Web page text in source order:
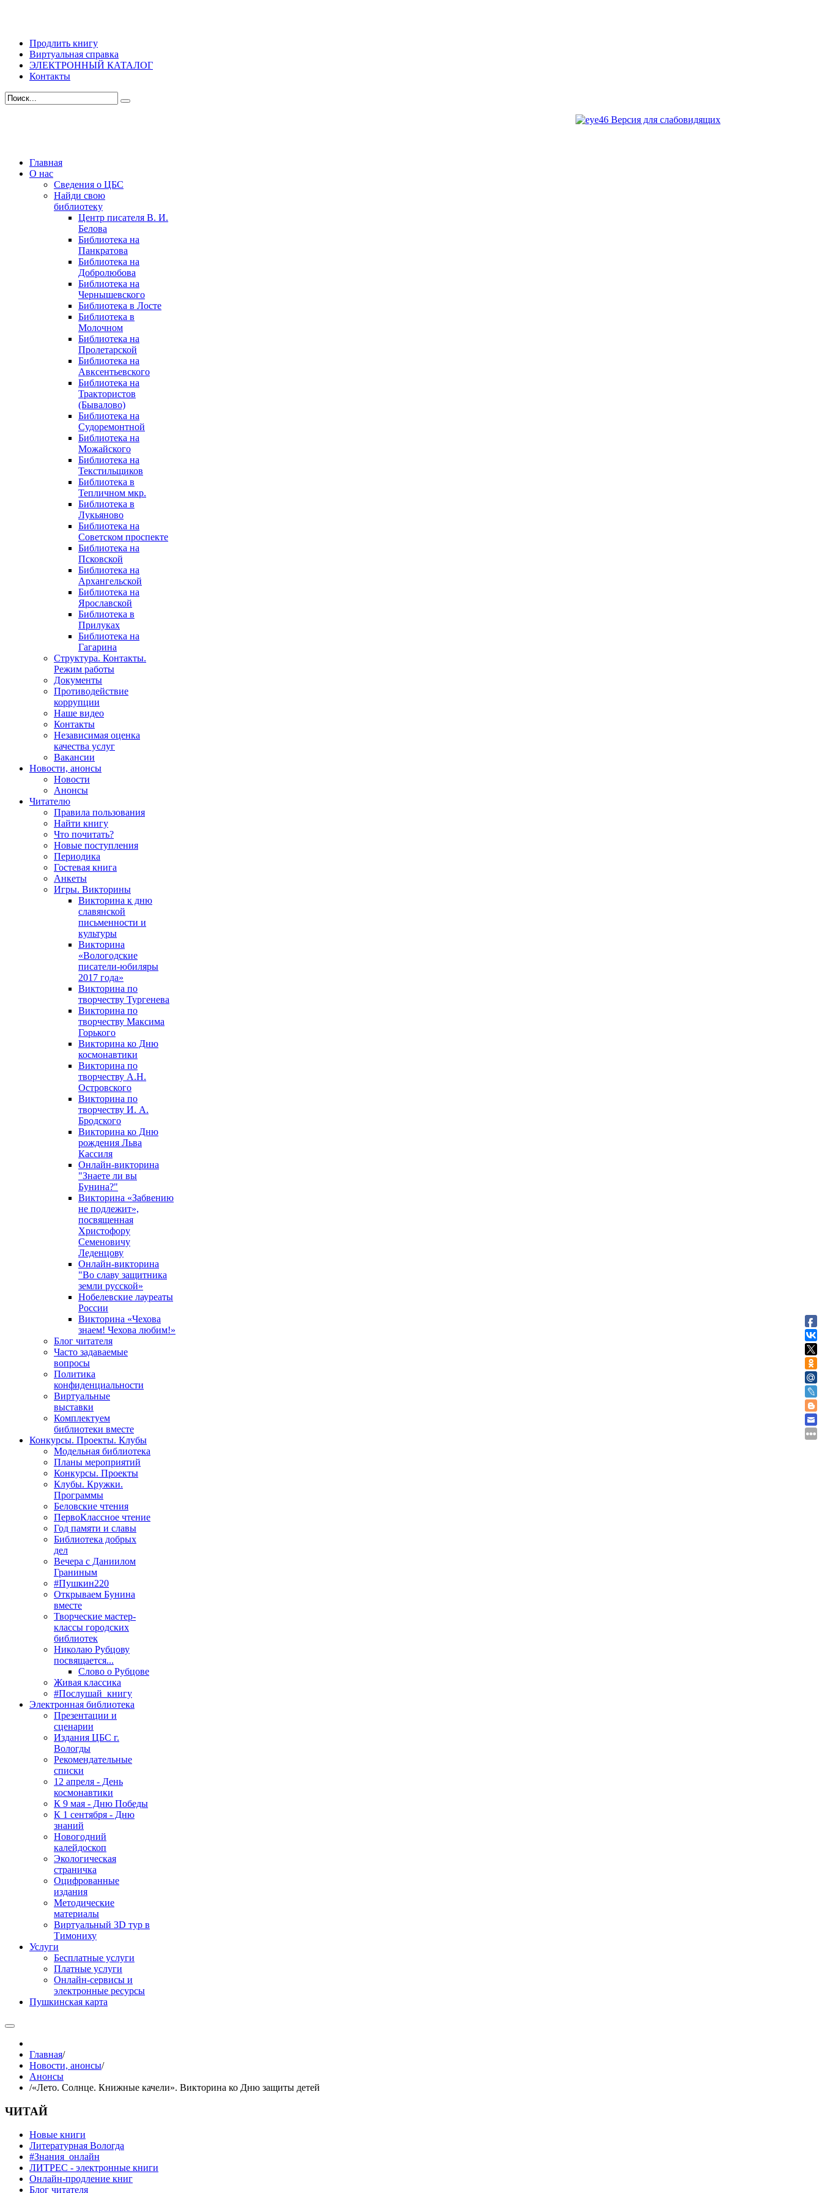
Продлить книгу
Виртуальная справка
ЭЛЕКТРОННЫЙ КАТАЛОГ
Контакты
Версия для слабовидящих
Главная
О нас
Сведения о ЦБС
Найди свою
библиотеку
Центр писателя В. И.
Белова
Библиотека на
Панкратова
Библиотека на
Добролюбова
Библиотека на
Чернышевского
Библиотека в Лосте
Библиотека в
Молочном
Библиотека на
Пролетарской
Библиотека на
Авксентьевского
Библиотека на
Трактористов
(Бывалово)
Библиотека на
Судоремонтной
Библиотека на
Можайского
Библиотека на
Текстильщиков
Библиотека в
Тепличном мкр.
Библиотека в
Лукьяново
Библиотека на
Советском проспекте
Библиотека на
Псковской
Библиотека на
Архангельской
Библиотека на
Ярославской
Библиотека в
Прилуках
Библиотека на
Гагарина
Структура. Контакты.
Режим работы
Документы
Противодействие
коррупции
Наше видео
Контакты
Независимая оценка
качества услуг
Вакансии
Новости, анонсы
Новости
Анонсы
Читателю
Правила пользования
Найти книгу
Что почитать?
Новые поступления
Периодика
Гостевая книга
Анкеты
Игры. Викторины
Викторина к дню
славянской
письменности и
культуры
Викторина
«Вологодские
писатели-юбиляры
2017 года»
Викторина по
творчеству Тургенева
Викторина по
творчеству Максима
Горького
Викторина ко Дню
космонавтики
Викторина по
творчеству А.Н.
Островского
Викторина по
творчеству И. А.
Бродского
Викторина ко Дню
рождения Льва
Кассиля
Онлайн-викторина
"Знаете ли вы
Бунина?"
Викторина «Забвению
не подлежит»,
посвященная
Христофору
Семеновичу
Леденцову
Онлайн-викторина
"Во славу защитника
земли русской»
Нобелевские лауреаты
России
Викторина «Чехова
знаем! Чехова любим!»
Блог читателя
Часто задаваемые
вопросы
Политика
конфиденциальности
Виртуальные
выставки
Комплектуем
библиотеки вместе
Конкурсы. Проекты. Клубы
Модельная библиотека
Планы мероприятий
Конкурсы. Проекты
Клубы. Кружки.
Программы
Беловские чтения
ПервоКлассное чтение
Год памяти и славы
Библиотека добрых
дел
Вечера с Даниилом
Граниным
#Пушкин220
Открываем Бунина
вместе
Творческие мастер-
классы городских
библиотек
Николаю Рубцову
посвящается...
Слово о Рубцове
Живая классика
#Послушай_книгу
Электронная библиотека
Презентации и
сценарии
Издания ЦБС г.
Вологды
Рекомендательные
списки
12 апреля - День
космонавтики
К 9 мая - Дню Победы
К 1 сентября - Дню
знаний
Новогодний
калейдоскоп
Экологическая
страничка
Оцифрованные
издания
Методические
материалы
Виртуальный 3D тур в
Тимониху
Услуги
Бесплатные услуги
Платные услуги
Онлайн-сервисы и
электронные ресурсы
Пушкинская карта
Главная/
Новости, анонсы/
Анонсы
/«Лето. Солнце. Книжные качели». Викторина ко Дню защиты детей
ЧИТАЙ
Новые книги
Литературная Вологда
#Знания_онлайн
ЛИТРЕС - электронные книги
Онлайн-продление книг
Блог читателя